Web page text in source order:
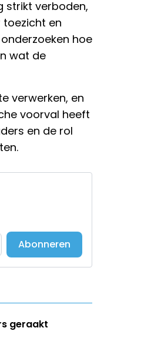
strikt verboden,
toezicht en
hoe
wat de
verwerken, en
voorval heeft
en de rol
Abonneren
geraakt